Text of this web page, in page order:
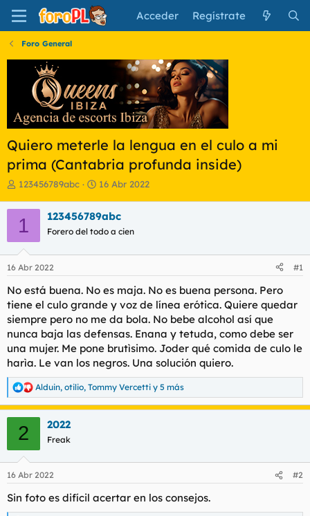
Acceder Regístrate
Foro General
Quiero meterle la lengua en el culo a mi
prima (Cantabria profunda inside)
I
i
c
i
a
d
o
d
e
l
t
e
m
a
123456789abc
F
h
a
e
i
c
i
o
16 Abr 2022
1 123456789abc
Forero del todo a cien
16 Abr 2022 #1
No está buena. No es maja. No es buena persona. Pero
tiene el culo grande y voz de línea erótica. Quiere quedar
siempre pero no me da bola. No bebe alcohol así que
nunca baja las defensas. Enana y tetuda, como debe ser
una mujer. Me pone brutìsimo. Joder qué comida de culo le
harìa. Le van los negros. Una solución quiero.
R
e
a
e
s
:
Alduin, otilio, Tommy Vercetti y 5 más
2 2022
Freak
16 Abr 2022 #2
Sin foto es difícil acertar en los consejos.